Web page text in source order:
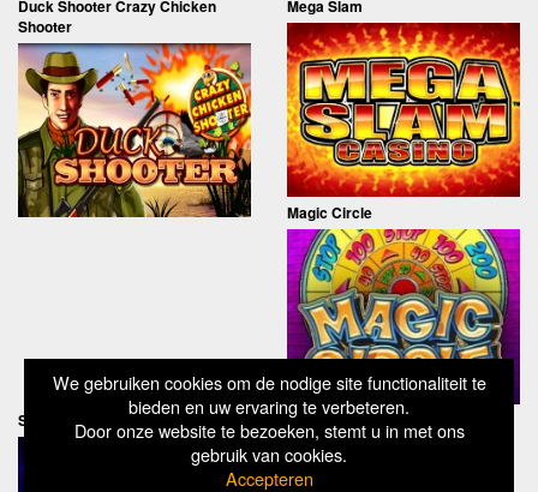
We gebruiken cookies om de nodige site functionaliteit te
bieden en uw ervaring te verbeteren.
Door onze website te bezoeken, stemt u in met ons
gebruik van cookies.
Accepteren
Duck Shooter Crazy Chicken
Shooter
Mega Slam
Magic Circle
Spooky Spells